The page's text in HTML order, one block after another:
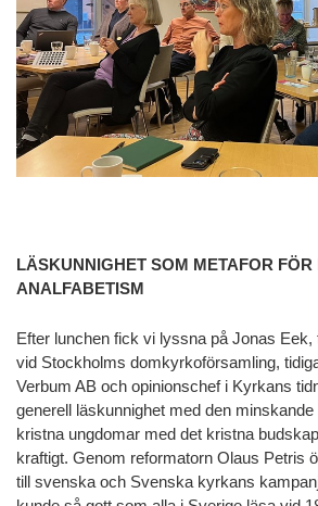
LÄSKUNNIGHET SOM METAFOR FÖR
ANALFABETISM
Efter lunchen fick vi lyssna på Jonas
vid Stockholms domkyrkoförsamling,
Verbum AB och opinionschef i Kyrkans
generell läskunnighet med den
kristna ungdomar med det kristna
kraftigt. Genom reformatorn Olaus Petris
till svenska och Svenska kyrkans